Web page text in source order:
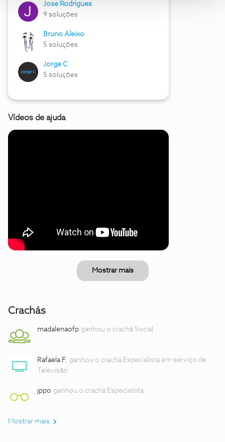
Jose Rodrigues
9 soluções
Bruno Aleixo
5 soluções
Jorge C
5 soluções
Vídeos de ajuda
Mostrar mais
Crachás
madalenaofp ganhou o crachá Social
Rafaela F. ganhou o crachá Especialista em serviço de
Televisão
jppo ganhou o crachá Especialista
Mostrar mais